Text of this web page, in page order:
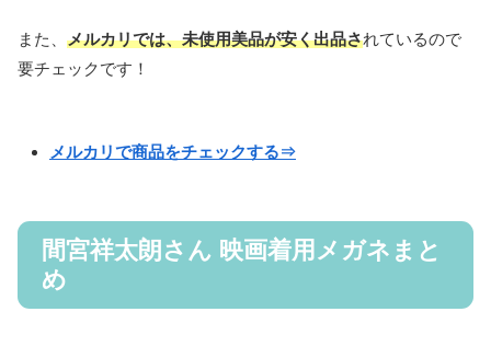
また、 メルカリでは、未使用美品が安く出品されているので
要チェックです！
メルカリで商品をチェックする⇒
間宮祥太朗さん 映画着用メガネまと
め